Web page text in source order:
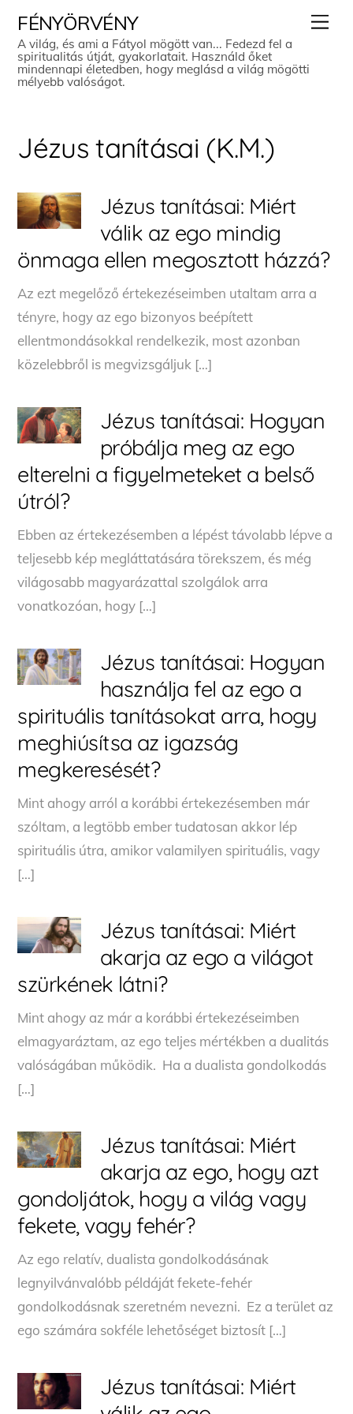
content
FÉNYÖRVÉNY
A világ, és ami a Fátyol mögött van... Fedezd fel a
spiritualitás útját, gyakorlatait. Használd őket
mindennapi életedben, hogy meglásd a világ mögötti
mélyebb valóságot.
Jézus tanításai (K.M.)
Jézus tanításai: Miért
válik az ego mindig
önmaga ellen megosztott házzá?
Az ezt megelőző értekezéseimben utaltam arra a
tényre, hogy az ego bizonyos beépített
ellentmondásokkal rendelkezik, most azonban
közelebbről is megvizsgáljuk […]
Jézus tanításai: Hogyan
próbálja meg az ego
elterelni a figyelmeteket a belső
útról?
Ebben az értekezésemben a lépést távolabb lépve a
teljesebb kép megláttatására törekszem, és még
világosabb magyarázattal szolgálok arra
vonatkozóan, hogy […]
Jézus tanításai: Hogyan
használja fel az ego a
spirituális tanításokat arra, hogy
meghiúsítsa az igazság
megkeresését?
Mint ahogy arról a korábbi értekezésemben már
szóltam, a legtöbb ember tudatosan akkor lép
spirituális útra, amikor valamilyen spirituális, vagy
[…]
Jézus tanításai: Miért
akarja az ego a világot
szürkének látni?
Mint ahogy az már a korábbi értekezéseimben
elmagyaráztam, az ego teljes mértékben a dualitás
valóságában működik. Ha a dualista gondolkodás
[…]
Jézus tanításai: Miért
akarja az ego, hogy azt
gondoljátok, hogy a világ vagy
fekete, vagy fehér?
Az ego relatív, dualista gondolkodásának
legnyilvánvalóbb példáját fekete-fehér
gondolkodásnak szeretném nevezni. Ez a terület az
ego számára sokféle lehetőséget biztosít […]
Jézus tanításai: Miért